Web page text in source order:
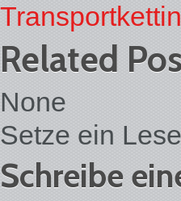
Related
None
Setze ein
Schreibe